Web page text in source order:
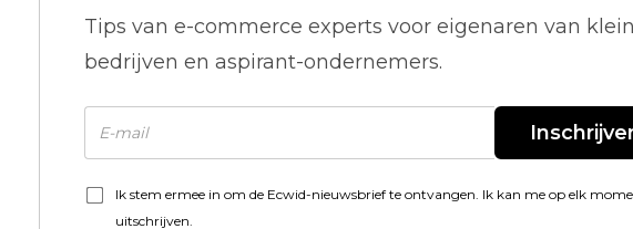
Tips van e-commerce experts voor eigenaren van
bedrijven en aspirant-ondernemers.
Ik stem ermee in om de Ecwid-nieuwsbrief te ontvangen. Ik kan me op elk
uitschrijven.